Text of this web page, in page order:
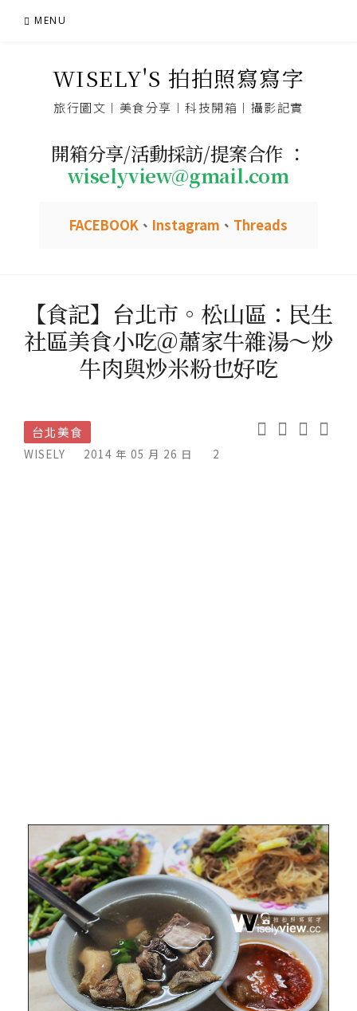
MENU
WISELY'S 拍拍照寫寫字
旅行圖文︱美食分享︱科技開箱︱攝影記實
開箱分享/活動採訪/提案合作 ：
wiselyview@gmail.com
FACEBOOK 、 Instagram 、 Threads
【食記】台北市。松山區：民生
社區美食小吃＠蕭家牛雜湯～炒
牛肉與炒米粉也好吃
台北美食
WISELY 2014 年 05 月 26 日 2